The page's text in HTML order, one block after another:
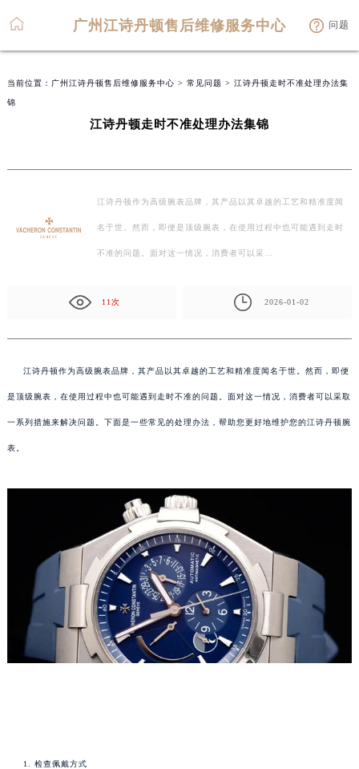
广州江诗丹顿售后维修服务中心 问题
当前位置： 广州江诗丹顿售后维修服务中心 > 常见问题 > 江诗丹顿走时不准处理办法集
锦
江诗丹顿走时不准处理办法集锦
江诗丹顿作为高级腕表品牌，其产品以其卓越的工艺和精准度闻
名于世。然而，即便是顶级腕表，在使用过程中也可能遇到走时
不准的问题。面对这一情况，消费者可以采…
11次 2026-01-02
江诗丹顿作为高级腕表品牌，其产品以其卓越的工艺和精准度闻名于世。然而，即便
是顶级腕表，在使用过程中也可能遇到走时不准的问题。面对这一情况，消费者可以采取
一系列措施来解决问题。下面是一些常见的处理办法，帮助您更好地维护您的江诗丹顿腕
表。
1. 检查佩戴方式